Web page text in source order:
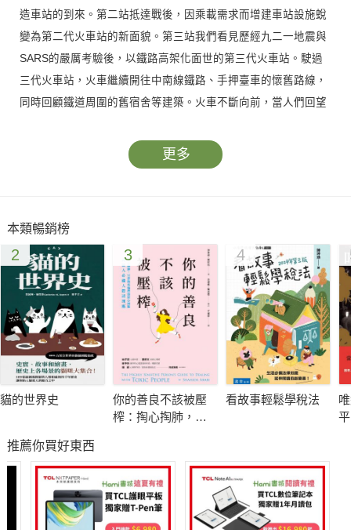
造車站的到來。第二站抵達戰後，因乘載需求而增建車站設施蛻
變為第二代火車站的新面貌。第三站我們看見歷經九二一地震與
SARS的嚴厲考驗後，以鐵路高架化面世的第三代火車站。駛過
三代火車站，火車繼續開往中南線鐵路、手押臺車的懷舊路線，
同時回顧鐵道周圍的舊宿舍等建築。火車不斷向前，當人們回望
更多
本類暢銷榜
2
貓的世界史
3
你的善良不該被壓
榨：掏心掏肺，只
人際清理術
4
看故事輕鬆學稅法
推薦你買好東西